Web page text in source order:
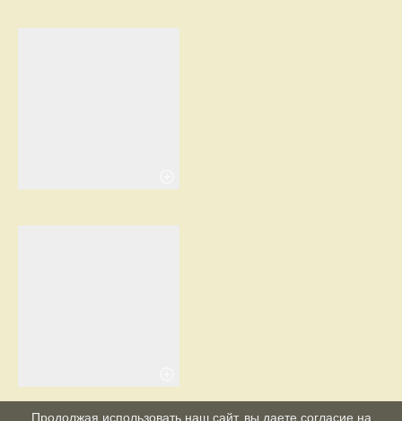
Продолжая использовать наш сайт, вы даете согласие на